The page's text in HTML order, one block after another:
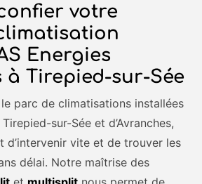
votre
Energies
à Tirepied-sur-Sée
parc de climatisations installées
sur-Sée et d’Avranches,
d’intervenir vite et de trouver les
délai. Notre maîtrise des